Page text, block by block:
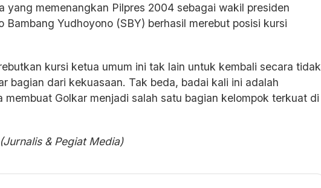
yang memenangkan Pilpres 2004 sebagai wakil presiden
Bambang Yudhoyono (SBY) berhasil merebut posisi kursi
kursi ketua umum ini tak lain untuk kembali secara tidak
bagian dari kekuasaan. Tak beda, badai kali ini adalah
membuat Golkar menjadi salah satu bagian kelompok terkuat di
& Pegiat Media)